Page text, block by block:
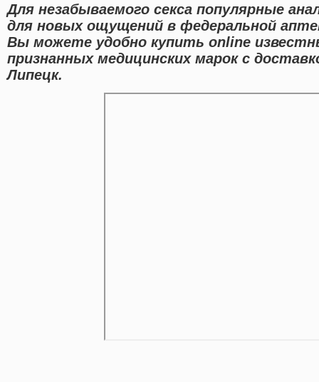
Для незабываемого секса популярные
для новых ощущений в федеральной
Вы можете удобно купить online
признанных медицинских марок с
Липецк.